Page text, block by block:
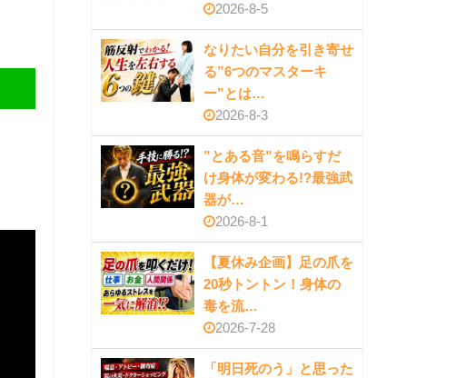
2026-8-5
なりたい自分を引き寄せ
る”6つのマスターキ
ー”とは…
2026-8-3
”とある音”を鳴らすだ
け身体が変わる!?最強武
器が…
2026-8-1
【夏休み企画】足の爪を
20秒トントン！身体の
毒を流…
2026-7-28
「明日死のう」と思った